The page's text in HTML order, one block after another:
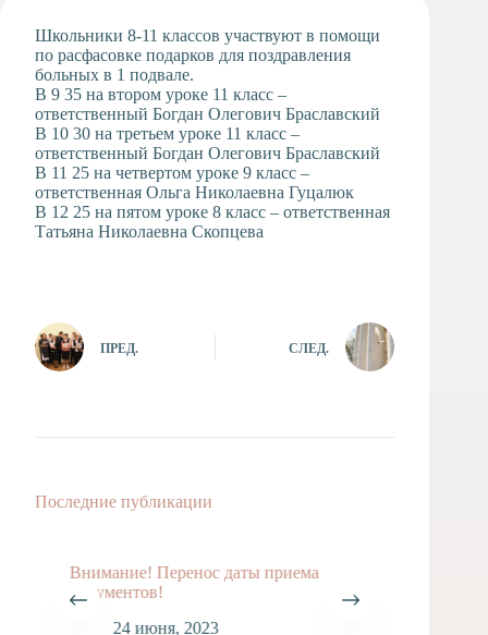
студия
Музыкальное
отделение
Психологическая
Служба
Тьюторская
служба
Школьники 8-11 классов участвуют в помощи
по расфасовке подарков для поздравления
больных в 1 подвале.
В 9 35 на втором уроке 11 класс –
ответственный Богдан Олегович Браславский
В 10 30 на третьем уроке 11 класс –
ответственный Богдан Олегович Браславский
В 11 25 на четвертом уроке 9 класс –
ответственная Ольга Николаевна Гуцалюк
В 12 25 на пятом уроке 8 класс – ответственная
Татьяна Николаевна Скопцева
ПРЕД. СЛЕД.
Последние публикации
Внимание! Перенос даты приема
документов!
24 июня, 2023